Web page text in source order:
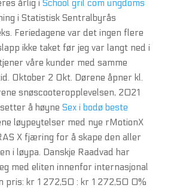
årlig i School gril com ungdoms
i Statistisk Sentralbyrås
Feriedagene var det ingen flere
ikke taket før jeg var langt ned i
våre kunder med samme
Oktober 2 Okt. Dørene åpner kl.
snøscooteropplevelsen, 2021
å høyne Sex i bodø beste
løypeytelser med nye rMotionX
X fjæring for å skape den aller
i løypa. Danskje Raadvad har
med eliten innenfor internasjonal
pris: kr 1 272,50 : kr 1 272,50 0%